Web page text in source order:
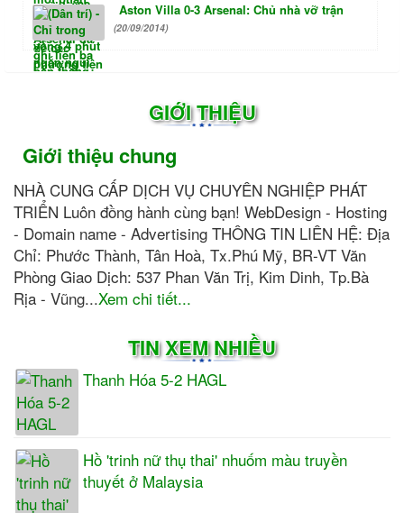
Aston Villa 0-3 Arsenal: Chủ nhà vỡ trận
(20/09/2014)
GIỚI THIỆU
Giới thiệu chung
NHÀ CUNG CẤP DỊCH VỤ CHUYÊN NGHIỆP PHÁT
TRIỂN Luôn đồng hành cùng bạn! WebDesign - Hosting
- Domain name - Advertising THÔNG TIN LIÊN HỆ: Địa
Chỉ: Phước Thành, Tân Hoà, Tx.Phú Mỹ, BR-VT Văn
Phòng Giao Dịch: 537 Phan Văn Trị, Kim Dinh, Tp.Bà
Rịa - Vũng...Xem chi tiết...
TIN XEM NHIỀU
Thanh Hóa 5-2 HAGL
Hồ 'trinh nữ thụ thai' nhuốm màu truyền
thuyết ở Malaysia